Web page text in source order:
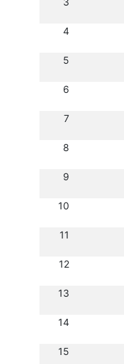
4
5
6
7
8
9
10
11
12
13
14
15